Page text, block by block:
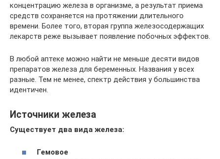
концентрацию железа в организме, а результат приема
средств сохраняется на протяжении длительного
времени. Более того, вторая группа железосодержащих
лекарств реже вызывает появление побочных эффектов.
В любой аптеке можно найти не меньше десяти видов
препаратов железа для беременных. Названия у всех
разные. Тем не менее, спектр действия у большинства
идентичен.
Источники железа
Существует два вида железа:
Гемовое